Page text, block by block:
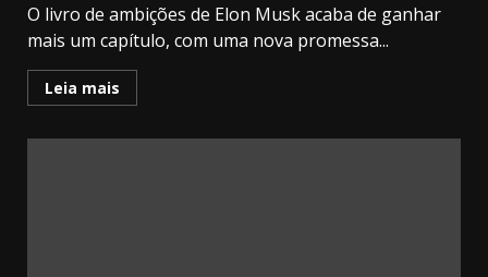
O livro de ambições de Elon Musk acaba de ganhar
mais um capítulo, com uma nova promessa...
Leia mais